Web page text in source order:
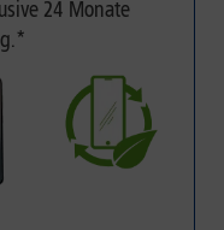
24 Monate